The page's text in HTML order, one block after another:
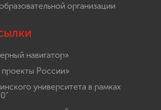
организации
навигатор»
России»
университета в рамках